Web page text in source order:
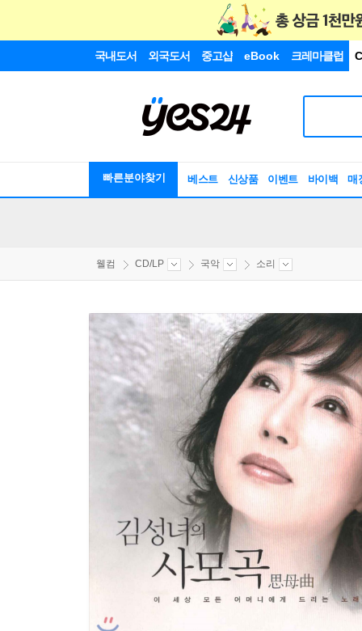
국내도서 외국도서 중고샵 eBook 크레마클럽
빠른분야찾기 베스트 신상품 이벤트 바이백 매
웰컴 CD/LP 국악 소리